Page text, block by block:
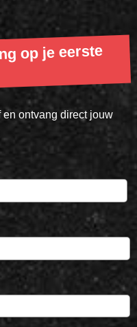
op je eerste
ontvang direct jouw